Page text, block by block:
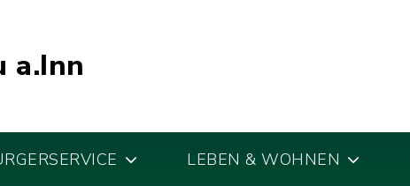
a.Inn
LEBEN & WOHNEN